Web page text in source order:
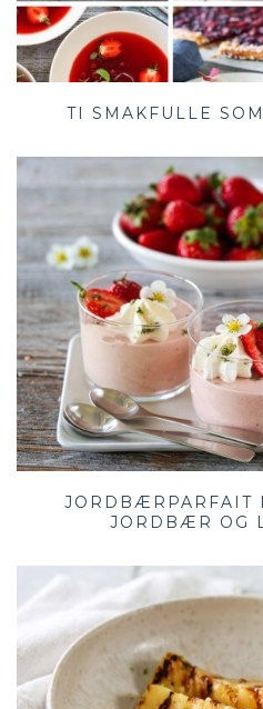
TI SMAKFULLE
JORDBÆRPARFAIT
JORDBÆR OG